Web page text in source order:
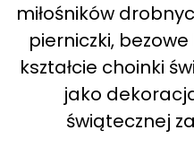
miłośników
pierniczki,
kształcie choinki
jako
świątecznej